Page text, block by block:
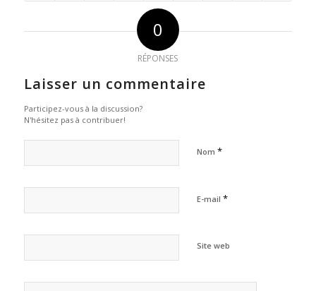
0
RÉPONSES
Laisser un commentaire
Participez-vous à la discussion?
N'hésitez pas à contribuer!
Nom *
E-mail *
Site web